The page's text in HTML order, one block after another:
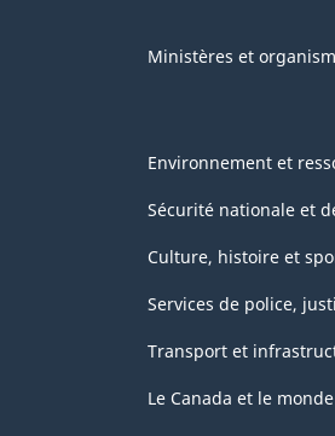
Ministères et
Environnement et
Sécurité nationale et
Culture, histoire et
Services de police,
Transport et
Le Canada et le monde